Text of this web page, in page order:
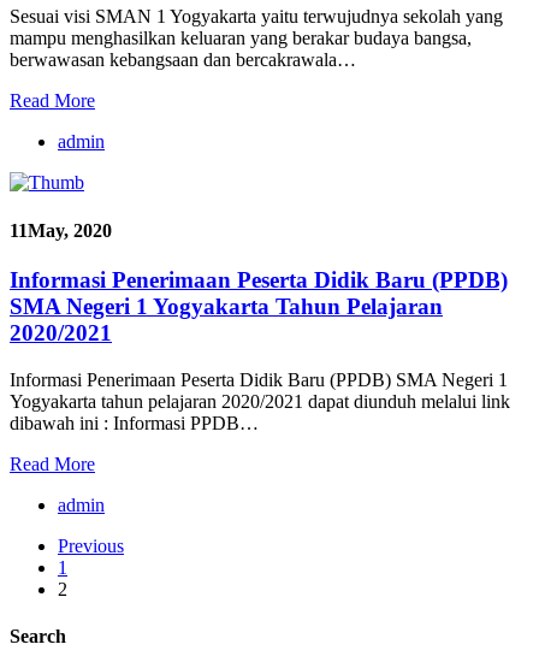
Sesuai visi SMAN 1 Yogyakarta yaitu terwujudnya sekolah yang
mampu menghasilkan keluaran yang berakar budaya bangsa,
berwawasan kebangsaan dan bercakrawala…
Read More
admin
11May, 2020
Informasi Penerimaan Peserta Didik Baru (PPDB)
SMA Negeri 1 Yogyakarta Tahun Pelajaran
2020/2021
Informasi Penerimaan Peserta Didik Baru (PPDB) SMA Negeri 1
Yogyakarta tahun pelajaran 2020/2021 dapat diunduh melalui link
dibawah ini : Informasi PPDB…
Read More
admin
Previous
1
2
Search